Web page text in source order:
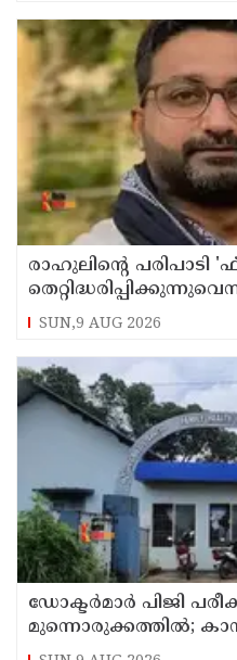
രാഹുലിന്റെ
അന്‍സാരി
SUN,9 AUG 2026
ഡോക്ടര്‍മാര്‍ പിജി
മുന്നൊരുക്കത്തില്‍;
കുടുംബാരോഗ്യ കേന്ദ്രം